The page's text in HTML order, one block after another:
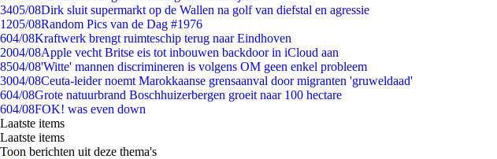
3405/08Dirk sluit supermarkt op de Wallen na golf van diefstal en agressie
1205/08Random Pics van de Dag #1976
604/08Kraftwerk brengt ruimteschip terug naar Eindhoven
2004/08Apple vecht Britse eis tot inbouwen backdoor in iCloud aan
8504/08'Witte' mannen discrimineren is volgens OM geen enkel probleem
3004/08Ceuta-leider noemt Marokkaanse grensaanval door migranten 'gruweldaad'
604/08Grote natuurbrand Boschhuizerbergen groeit naar 100 hectare
604/08FOK! was even down
Laatste items
Laatste items
Toon berichten uit deze thema's